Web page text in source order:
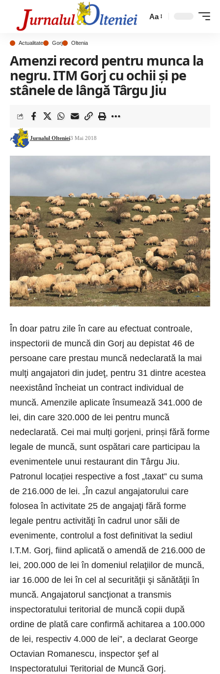
Aa
Actualitate Gorj Oltenia
Amenzi record pentru munca la
negru. ITM Gorj cu ochii și pe
stânele de lângă Târgu Jiu
Jurnalul Olteniei3 Mai 2018
În doar patru zile în care au efectuat controale,
inspectorii de muncă din Gorj au depistat 46 de
persoane care prestau muncă nedeclarată la mai
mulţi angajatori din judeţ, pentru 31 dintre acestea
neexistând încheiat un contract individual de
muncă. Amenzile aplicate însumează 341.000 de
lei, din care 320.000 de lei pentru muncă
nedeclarată. Cei mai mulți gorjeni, prinși fără forme
legale de muncă, sunt ospătari care participau la
evenimentele unui restaurant din Târgu Jiu.
Patronul locației respective a fost „taxat” cu suma
de 216.000 de lei. „În cazul angajatorului care
folosea în activitate 25 de angajaţi fără forme
legale pentru activităţi în cadrul unor săli de
evenimente, controlul a fost definitivat la sediul
I.T.M. Gorj, fiind aplicată o amendă de 216.000 de
lei, 200.000 de lei în domeniul relaţiilor de muncă,
iar 16.000 de lei în cel al securităţii şi sănătăţii în
muncă. Angajatorul sancţionat a transmis
inspectoratului teritorial de muncă copii după
ordine de plată care confirmă achitarea a 100.000
de lei, respectiv 4.000 de lei”, a declarat George
Octavian Romanescu, inspector şef al
Inspectoratului Teritorial de Muncă Gorj.